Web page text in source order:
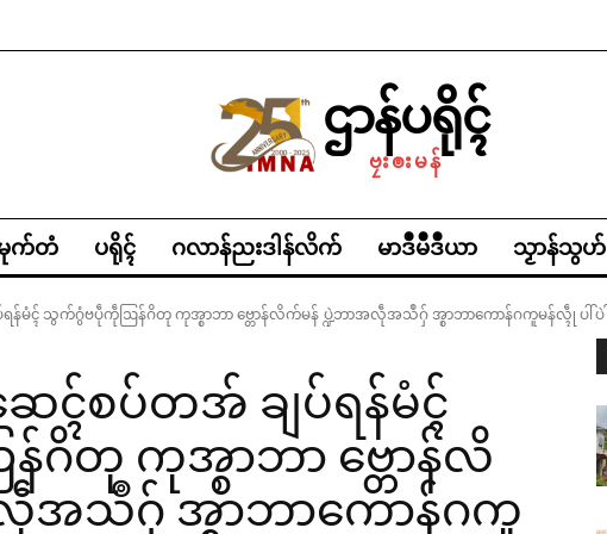
ဌာန်ပရိုၚ်
ဗၠးၜးမန်
က်တံ ပရိုၚ် ဂလာန်ညးဒါန်လိက် မာဒဳမဳဒဳယာ သၟာန်သွဟ်
န်မံၚ် သွက်ဂွံဗပဵုကဵုဩန်ဂိတု ကုအ္စာဘာ ဗ္တောန်လိက်မန် ပ္ဍဲဘာအလဵုအသဳဂှ် အ္စာဘာကောန်ဂကူမန်လ္ၚဵု ပါ်ပဲါ
ၚ်စပ်တအ် ချပ်ရန်မံၚ်
တု ကုအ္စာဘာ ဗ္တောန်လိ
အသဳဂှ် အ္စာဘာကောန်ဂကူ